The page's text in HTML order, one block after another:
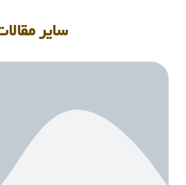
سایر